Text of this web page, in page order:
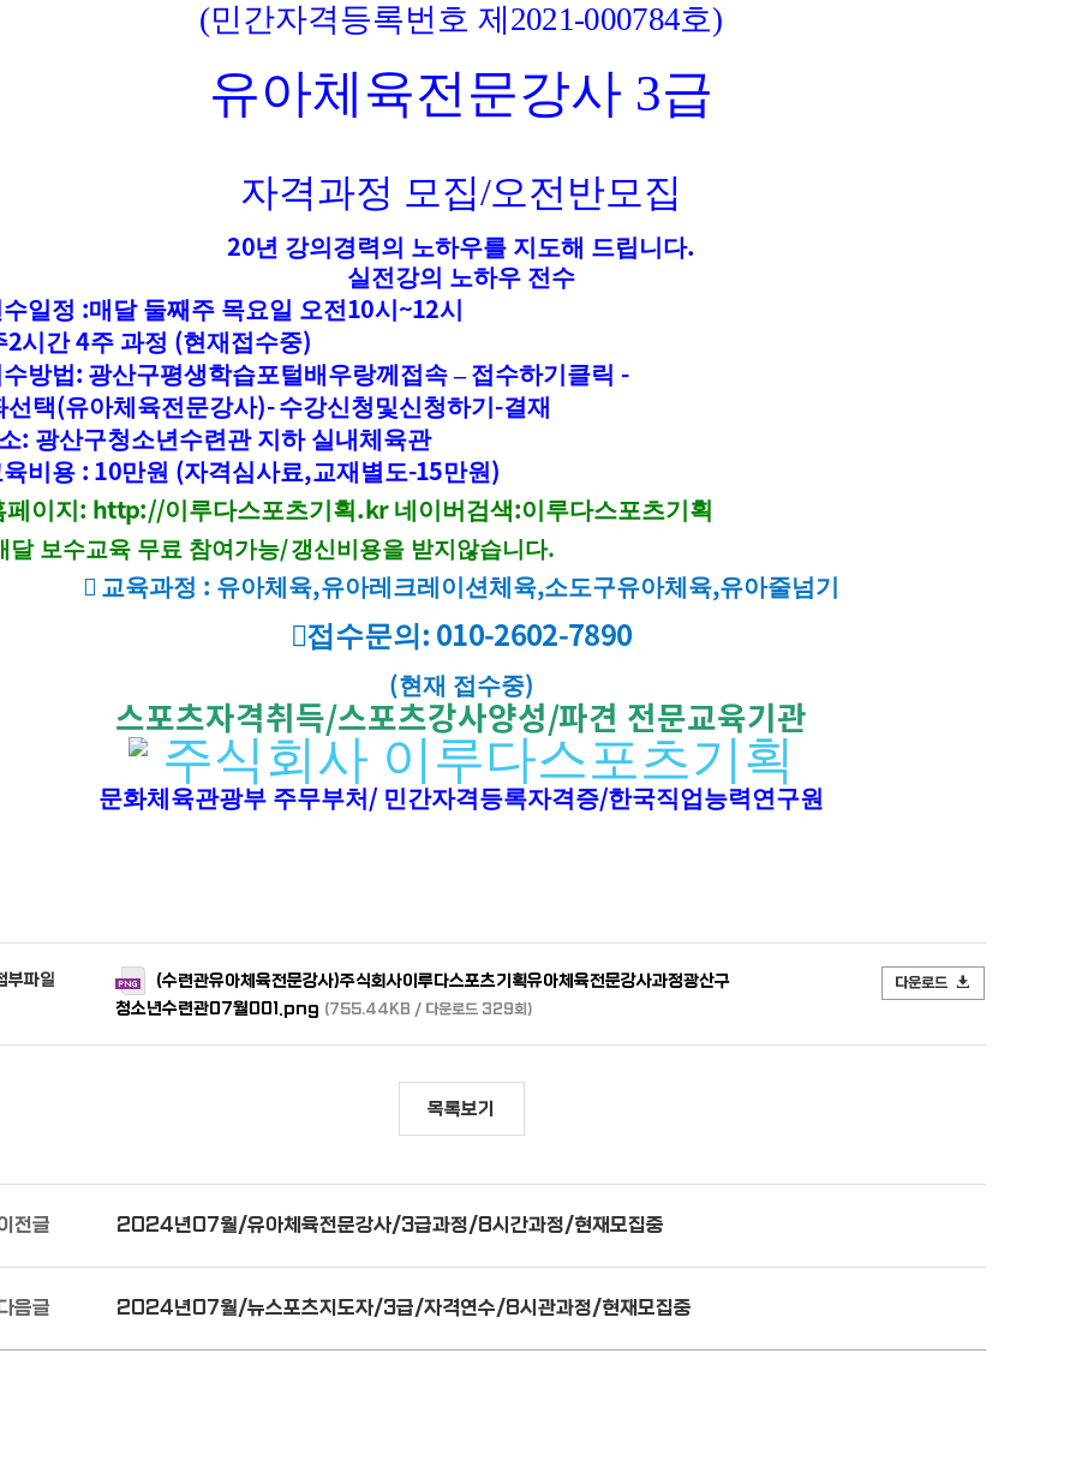
(민간자격등록번호 제 2021-000784호)
유아체육전문강사 3급
자격과정 모집/오전반모집
20년 강의경력의 노하우를 지도해 드립니다.
실전강의 노하우 전수
수일정 :매달 둘째주 목요일 오전10시 ~12시
2시간4주 과정 (현재접수중)
방법 : 광산구평생학습포털배우랑께접속–접수하기클릭 -
선택(유아체육전문강사)-수강신청및신청하기 -결재
: 광산구청소년수련관 지하 실내체육관
비용 : 10만원 (자격심사료,교재별도-15만원 )
페이지 : http://이루다스포츠기획 .kr 네이버검색:이루다스포츠기획
달 보수교육 무료 참여가능/갱신비용을 받지않습니다.
 교육과정 : 유아체육,유아레크레이션체육,소도구유아체육,유아줄넘기
접수문의 : 010-2602-7890
(현재 접수중)
스포츠자격취득/스포츠강사양성/파견 전문교육기관
주식회사 이루다스포츠기획
문화체육관광부 주무부처 / 민간자격등록자격증/한국직업능력연구원
부파일
(수련관유아체육전문강사)주식회사이루다스포츠기획유아체육전문강사과정광산구
청소년수련관07월001.png (755.44KB / 다운로드 329회)
다운로드
목록보기
전글 2024년07월/유아체육전문강사/3급과정/8시간과정/현재모집중
음글 2024년07월/뉴스포츠지도자/3급/자격연수/8시관과정/현재모집중